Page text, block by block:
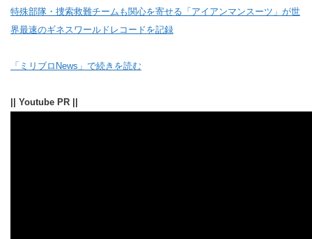
特殊部隊・捜索救難チームも関心を寄せる「アイアンマンスーツ」が世
界最速のギネスワールドレコードを記録
「ミリブロNews」で続きを読む
|| Youtube PR ||